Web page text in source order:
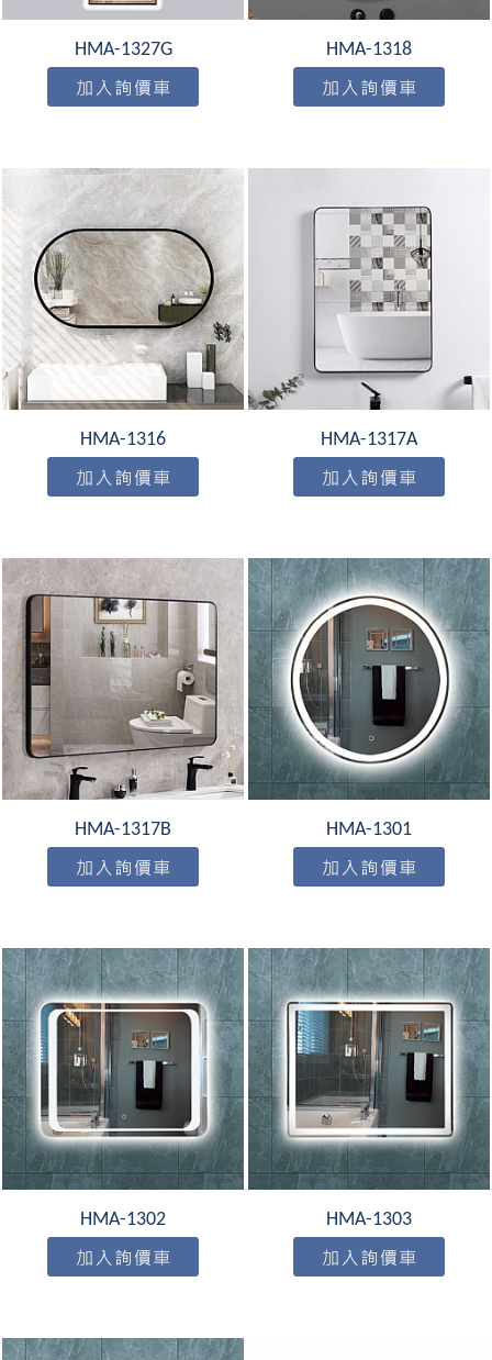
HMA-1327G HMA-1318
HMA-1316 HMA-1317A
HMA-1317B HMA-1301
HMA-1302 HMA-1303